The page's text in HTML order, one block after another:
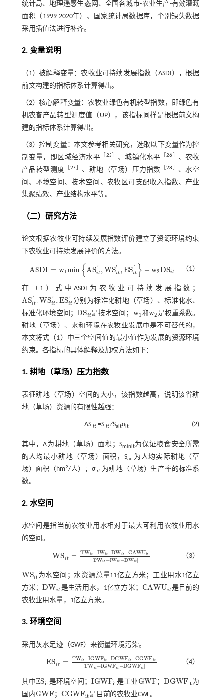
统计局、地理遥感生态网、全国各城市-农业生产-有效灌溉
面积（1999-2020年）、国家统计局数据库，个别缺失数据
采用插值法进行补齐。
2. 变量说明
（1）被解释变量：农牧业可持续发展指数（ASDI），根据
前文构建的指标体系计算得出。
（2）核心解释变量：农牧业绿色有机转型指数，即绿色有
机农畜产品转型测度值（UP），该指标同样是根据前文构
建的指标体系计算得出。
（3）控制变量：本文参考相关研究，选取以下变量作为控
制变量，即区域经济水平
25 、城镇化水平 ［26
、农牧
产品转型测度
［27 、耕地（草场）压力指数 ［28
、水空
间、环境空间、技术空间、农牧区可支配收入指数、产业
集聚绩效、产业结构水平等。
（二）研究方法
论文根据农牧业可持续发展指数评价建立了资源环境约束
下农牧业可持续发展评价的方法。
ASDI = w1min {AS'
it ,WS'
it ,ES'
it } + w2DSit
ASDI=w 1minASit',WSit',ESit '+w2D Sit （1）
在（1）式中ASDI为农牧业可持续发展指数；
AS'
it ,WS'
it ,ES'
it
ASit',WSit',ES it'
分别为标准化耕地（草场）、标准化水、
标准化环境空间；DSit
DSit 是技术空间； w1
w1和w2
w2是权重系数。
耕地（草场）、水和环境在农牧业发展中是不可替代的，
本文将式（1） 中三个空间值的最小值作为发展的资源环境
约束。各指标的具体解释及加权方法如下：
1. 耕地（草场）压力指数
表征耕地（草场）空间的大小，该指数越高，说明该省耕
地（草场）资源的有限性越强：
ASit =Sit∕Saitσit (2)
其中，A为耕地（草场）面积；Sminit为保证粮食安全所需
的人均最小耕地（草场）面积，Sait为人均实际耕地（草
场）面积（hm2/人）；σit 为耕地（草场）生产率的标准系
数。
2. 水空间
水空间是指当前农牧业用水相对于最大可利用农牧业用水
的空间。
WSit = TWit −IWit−DWit−CAWUit
|TWit −IWit −DWit|
WSit= TW t-IWit-DWit-CAWUitTWit- （3）
WSit
WSit
为水空间；水资源总量11亿立方米；工业用水1亿立
方米；DWit
DWit 是生活用水，1亿立方米；CAWUit
CAWUi t
是目前的
农牧业用水量，1亿立方米。
3. 环境空间
采用灰水足迹（GWF）来衡量环境污染。
ESir = TWit−IGWFit −DGWFit−CGWFit
|TWit−IGWFit −DGWFit
ESir=TW t-IGWFit-DGWFit-CGWFitTWit-I WF
（4）
其中ESir
ESir 是环境空间； IGWFit
IGWFi t 是工业GWF
GWF ； DGWFit
DGWFi t
为
国内GWF
GWF ； CGWFit
CGWFi t 是目前的农牧业CWF。